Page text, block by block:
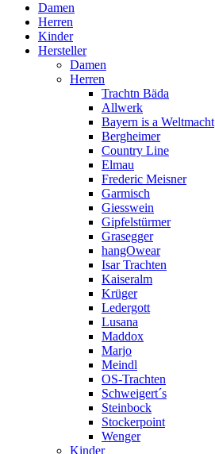
Damen
Herren
Kinder
Hersteller
Damen
Herren
Trachtn Bäda
Allwerk
Bayern is a Weltmacht
Bergheimer
Country Line
Elmau
Frederic Meisner
Garmisch
Giesswein
Gipfelstürmer
Grasegger
hangOwear
Isar Trachten
Kaiseralm
Krüger
Ledergott
Lusana
Maddox
Marjo
Meindl
OS-Trachten
Schweigert´s
Steinbock
Stockerpoint
Wenger
Kinder